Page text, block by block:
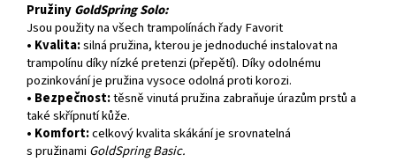
PružinyGoldSpring Solo:
Jsou použity na všech trampolínách řady Favorit
• Kvalita:silná pružina, kterou je jednoduché instalovat na
trampolínu díky nízké pretenzi (přepětí). Díky odolnému
pozinkování je pružina vysoce odolná proti korozi.
• Bezpečnost:těsně vinutá pružina zabraňuje úrazům prstů a
také skřípnutí kůže.
• Komfort:celkový kvalita skákání je srovnatelná
s pružinami GoldSpring Basic.